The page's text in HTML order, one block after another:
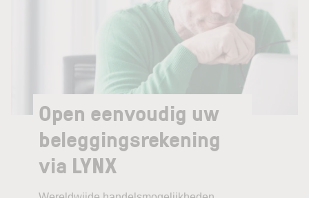
Open eenvoudig uw
beleggingsrekening
via LYNX